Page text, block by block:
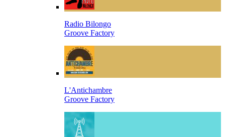
Radio Bilongo
Groove Factory
L'Antichambre
Groove Factory